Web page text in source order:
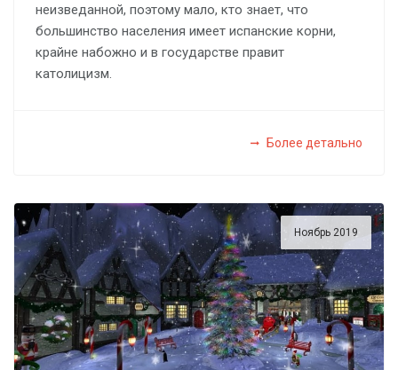
неизведанной, поэтому мало, кто знает, что
большинство населения имеет испанские корни,
крайне набожно и в государстве правит
католицизм.
Более детально
Ноябрь 2019